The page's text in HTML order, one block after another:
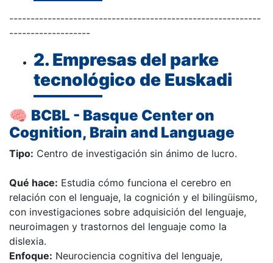
-----------------------------------------------------------
-------------------
2. Empresas del parke
tecnológico de Euskadi
🧠 BCBL - Basque Center on
Cognition, Brain and Language
Tipo: Centro de investigación sin ánimo de lucro.
Qué hace: Estudia cómo funciona el cerebro en
relación con el lenguaje, la cognición y el bilingüismo,
con investigaciones sobre adquisición del lenguaje,
neuroimagen y trastornos del lenguaje como la
dislexia.
Enfoque: Neurociencia cognitiva del lenguaje,